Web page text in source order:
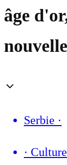
âge
Serbie ·
·